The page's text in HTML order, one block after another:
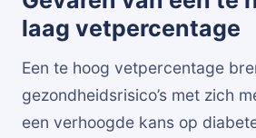
laag vetpercentage
Een te hoog vetpercentage
gezondheidsrisico’s met zich
een verhoogde kans op